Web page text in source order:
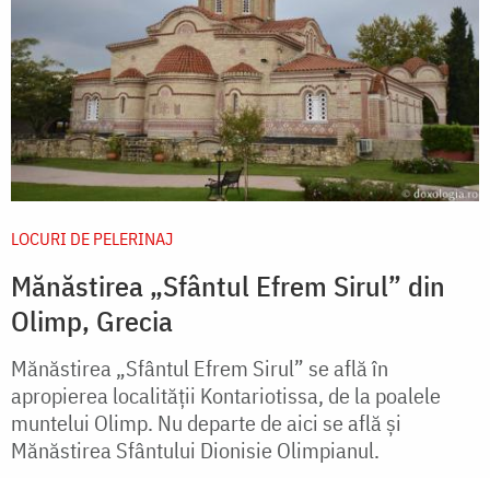
LOCURI DE PELERINAJ
Mănăstirea „Sfântul Efrem Sirul” din
Olimp, Grecia
Mănăstirea „Sfântul Efrem Sirul” se află în
apropierea localităţii Kontariotissa, de la poalele
muntelui Olimp. Nu departe de aici se află şi
Mănăstirea Sfântului Dionisie Olimpianul.